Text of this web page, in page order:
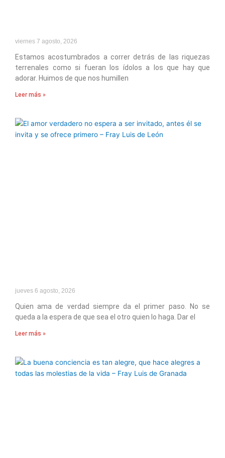
viernes 7 agosto, 2026
Estamos acostumbrados a correr detrás de las riquezas
terrenales como si fueran los ídolos a los que hay que
adorar. Huimos de que nos humillen
Leer más »
jueves 6 agosto, 2026
Quien ama de verdad siempre da el primer paso. No se
queda a la espera de que sea el otro quien lo haga. Dar el
Leer más »